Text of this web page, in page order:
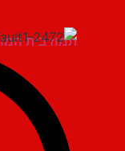
תמוז בית המוזיקה